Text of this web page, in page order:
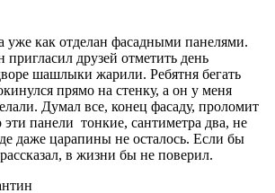
уже как отделан фасадными панелями.
друзей отметить день
шашлыки жарили. Ребятня бегать
прямо на стенку, а он у меня
Думал все, конец фасаду, проломит
эти панели тонкие, сантиметра два, не
даже царапины не осталось. Если бы
в жизни бы не поверил.